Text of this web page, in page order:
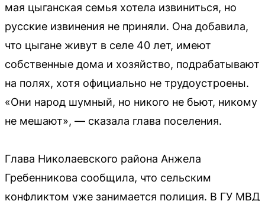
мая цыганская семья хотела извиниться, но
русские извинения не приняли. Она добавила,
что цыгане живут в селе 40 лет, имеют
собственные дома и хозяйство, подрабатывают
на полях, хотя официально не трудоустроены.
«Они народ шумный, но никого не бьют, никому
не мешают», — сказала глава поселения.
Глава Николаевского района Анжела
Гребенникова сообщила, что сельским
конфликтом уже занимается полиция. В ГУ МВД